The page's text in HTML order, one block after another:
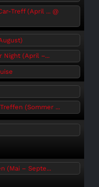
Treff (April ... @
Night (April –...
(Sommer ...
(Mai – Septe...